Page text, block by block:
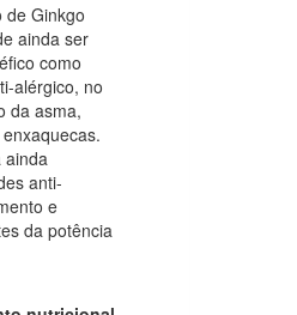
de Ginkgo
ainda ser
como
alérgico, no
da asma,
ainda
anti-
e
da potência